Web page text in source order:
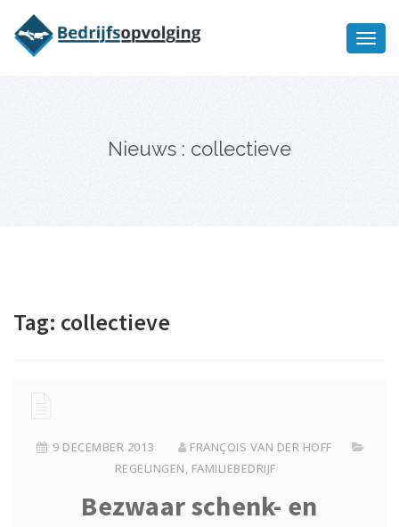
Nieuws : collectieve
Tag: collectieve
9 DECEMBER 2013
FRANÇOIS VAN DER HOFF
REGELINGEN, FAMILIEBEDRIJF
Bezwaar schenk- en
bedrijfsopvolging voor fiscaal
juridisch advies
Ik wil meer informatie